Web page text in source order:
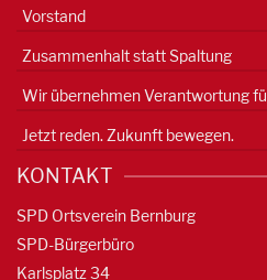
Vorstand
Zusammenhalt statt Spaltung
Wir übernehmen Verantwortung
Jetzt reden. Zukunft bewegen.
KONTAKT
SPD Ortsverein Bernburg
SPD-Bürgerbüro
Karlsplatz 34